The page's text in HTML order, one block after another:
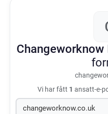
Changeworknow
Vi har fått 1 ansatt-e-